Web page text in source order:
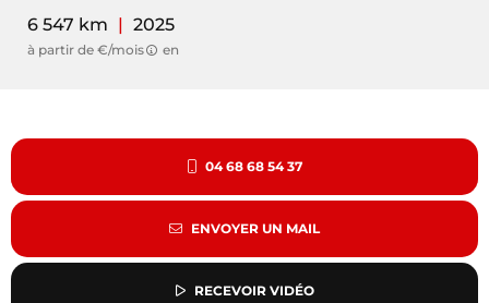
6 547 km | 2025
à partir de €/mois en
04 68 68 54 37
ENVOYER UN MAIL
RECEVOIR VIDÉO